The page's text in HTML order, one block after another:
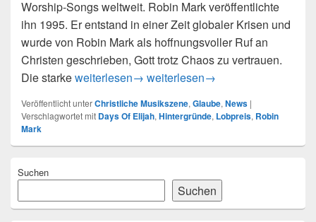
Worship-Songs weltweit. Robin Mark veröffentlichte
ihn 1995. Er entstand in einer Zeit globaler Krisen und
wurde von Robin Mark als hoffnungsvoller Ruf an
Christen geschrieben, Gott trotz Chaos zu vertrauen.
Die starke„Days Of Elijah“, ein Song mit Wucht
weiterlesen→ „Days Of Elijah“, ein Song mit
weiterlesen→
Veröffentlicht unterChristliche Musikszene, Glaube, News |
Verschlagwortet mit Days Of Elijah, Hintergründe, Lobpreis, Robin
Mark
Seitenleisten-
Suchen
Suchen